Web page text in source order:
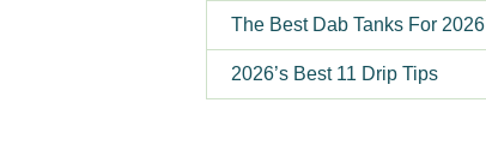
The Best Dab Tanks For 2026
2026’s Best 11 Drip Tips